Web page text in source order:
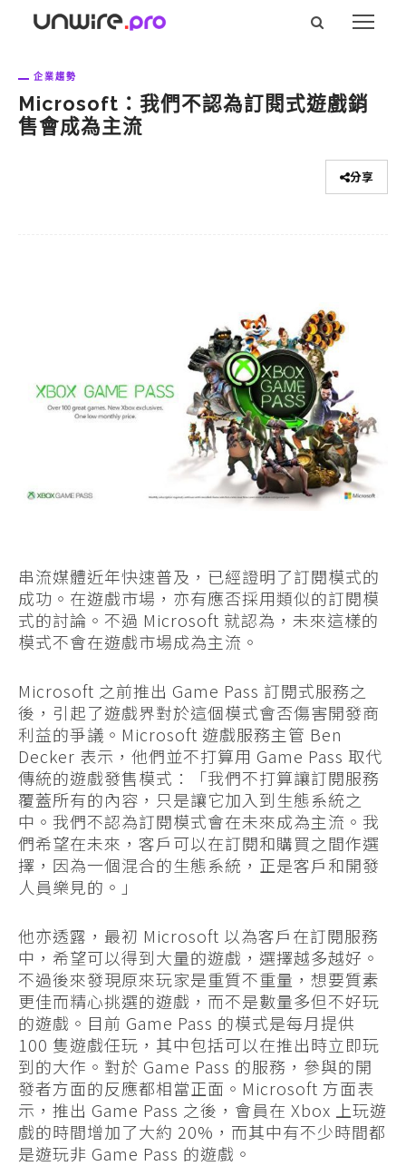
企業趨勢
Microsoft：我們不認為訂閱式遊戲銷
售會成為主流
分享
串流媒體近年快速普及，已經證明了訂閱模式的
成功。在遊戲市場，亦有應否採用類似的訂閱模
式的討論。不過 Microsoft 就認為，未來這樣的
模式不會在遊戲市場成為主流。
Microsoft 之前推出 Game Pass 訂閱式服務之
後，引起了遊戲界對於這個模式會否傷害開發商
利益的爭議。Microsoft 遊戲服務主管 Ben
Decker 表示，他們並不打算用 Game Pass 取代
傳統的遊戲發售模式：「我們不打算讓訂閱服務
覆蓋所有的內容，只是讓它加入到生態系統之
中。我們不認為訂閱模式會在未來成為主流。我
們希望在未來，客戶可以在訂閱和購買之間作選
擇，因為一個混合的生態系統，正是客戶和開發
人員樂見的。」
他亦透露，最初 Microsoft 以為客戶在訂閱服務
中，希望可以得到大量的遊戲，選擇越多越好。
不過後來發現原來玩家是重質不重量，想要質素
更佳而精心挑選的遊戲，而不是數量多但不好玩
的遊戲。目前 Game Pass 的模式是每月提供
100 隻遊戲任玩，其中包括可以在推出時立即玩
到的大作。對於 Game Pass 的服務，參與的開
發者方面的反應都相當正面。Microsoft 方面表
示，推出 Game Pass 之後，會員在 Xbox 上玩遊
戲的時間增加了大約 20%，而其中有不少時間都
是遊玩非 Game Pass 的遊戲。